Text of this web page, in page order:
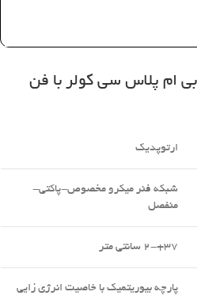
ام پلاس سی کولر با فن
ارتوپدیک
شبکه فنر میکرو مخصوص-پاکتی-
منفصل
37+-2 سانتی متر
پارچه بیوریتمیک با خاصیت انرژی زایی